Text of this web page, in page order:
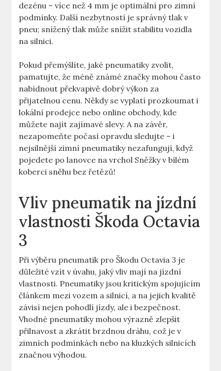
dezénu – více než 4 mm je optimální pro zimní
podmínky. Další nezbytností je správný tlak v
pneu; snížený tlak může snížit stabilitu vozidla
na silnici.
Pokud přemýšlíte, jaké pneumatiky zvolit,
pamatujte, že méně známé značky mohou často
nabídnout překvapivě dobrý výkon za
přijatelnou cenu. Někdy se vyplatí prozkoumat i
lokální prodejce nebo online obchody, kde
můžete najít zajímavé slevy. A na závěr,
nezapomeňte počasí opravdu sledujte – i
nejsilnější zimní pneumatiky nezafungují, když
pojedete po lanovce na vrchol Sněžky v bílém
koberci sněhu bez řetězů!
Vliv pneumatik na jízdní
vlastnosti Škoda Octavia
3
Při výběru pneumatik pro Škodu Octavia 3 je
důležité vzít v úvahu, jaký vliv mají na jízdní
vlastnosti. Pneumatiky jsou kritickým spojujícím
článkem mezi vozem a silnicí, a na jejich kvalitě
závisí nejen pohodlí jízdy, ale i bezpečnost.
Vhodné pneumatiky mohou výrazně zlepšit
přilnavost a zkrátit brzdnou dráhu, což je v
zimních podmínkách nebo na kluzkých silnicích
značnou výhodou.